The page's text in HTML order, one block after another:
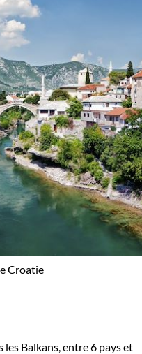
Balkans, entre 6 pays et